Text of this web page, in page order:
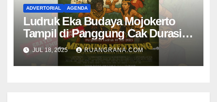
ADVERTORIAL AGENDA
Ludruk Eka Budaya Mojokerto
Tampil di Panggung Cak Durasim
Membawakan Lakon “Mendhung
Mentiung”
JUL 18, 2025 RUANGRANA.COM